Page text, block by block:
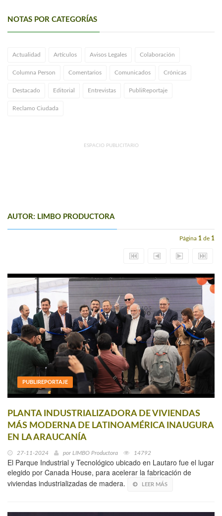
NOTAS POR CATEGORÍAS
Actualidad Artículos Avisos Legales Colaboración
Columna Person Comentarios Comunicados Crónicas
Destacado Editorial Entrevistas PubliReportaje
Reclamo Ciudada
ESPACIO PUBLICITARIO
AUTOR: LIMBO PRODUCTORA
Página 1 de 1
PUBLIREPORTAJE
PLANTA INDUSTRIALIZADORA DE VIVIENDAS
MÁS MODERNA DE LATINOAMÉRICA INAUGURA
EN LA ARAUCANÍA
27-11-2024 por LIMBO Productora 14792
El Parque Industrial y Tecnológico ubicado en Lautaro fue el lugar
elegido por Canada House, para acelerar la fabricación de
viviendas industrializadas de madera.
LEER MÁS